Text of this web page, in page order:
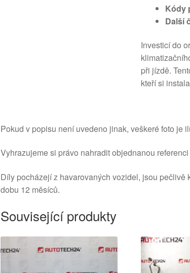
Kódy
Další
Investicí do
při jízdě.
kteří si
Pokud v popisu není uvedeno jinak, veškeré foto je
Vyhrazujeme si právo nahradit objednanou
Díly pocházejí z havarovaných vozidel, jsou
dobu 12 měsíců.
Související produkty